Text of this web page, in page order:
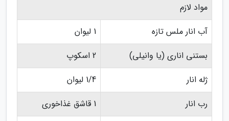
مواد لازم
آب انار ملس تازه
1 لیوان
بستنی اناری (یا وانیلی)
2 اسکوپ
ژله انار
1/4 لیوان
رب انار
1 قاشق غذاخوری